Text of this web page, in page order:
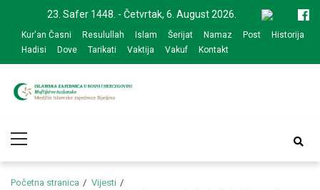
navigation
content
23. Safer 1448. - Četvrtak, 6. August 2026.
Kur'an Časni Resulullah Islam Šerijat Namaz Post
Historija
Hadisi
Dove Tarikati Vaktija Vakuf Kontakt
zajednice Bijeljina
Menu
Početna stranica
Vijesti